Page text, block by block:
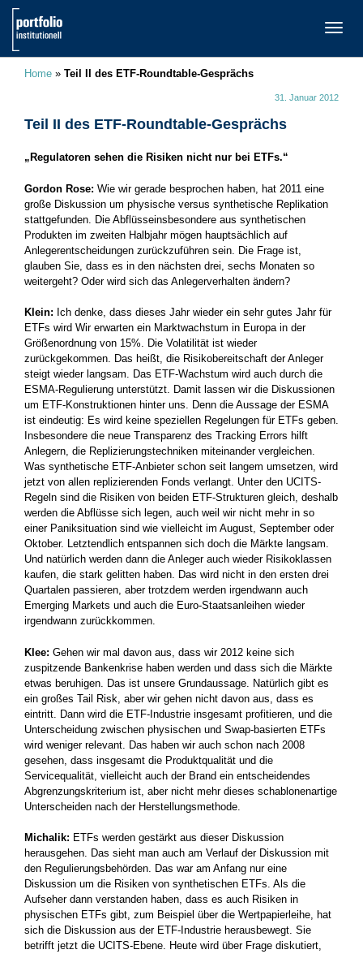
Home » Teil II des ETF-Roundtable-Gesprächs
31. Januar 2012
Teil II des ETF-Roundtable-Gesprächs
„Regulatoren sehen die Risiken nicht nur bei ETFs.“
Gordon Rose: Wie wir gerade besprochen haben, hat 2011 eine
große Diskussion um physische versus synthetische Replikation
stattgefunden. Die Abflüsseinsbesondere aus synthetischen
Produkten im zweiten Halbjahr mögen hauptsächlich auf
Anlegerentscheidungen zurückzuführen sein. Die Frage ist,
glauben Sie, dass es in den nächsten drei, sechs Monaten so
weitergeht? Oder wird sich das Anlegerverhalten ändern?
Klein: Ich denke, dass dieses Jahr wieder ein sehr gutes Jahr für
ETFs wird Wir erwarten ein Marktwachstum in Europa in der
Größenordnung von 15%. Die Volatilität ist wieder
zurückgekommen. Das heißt, die Risikobereitschaft der Anleger
steigt wieder langsam. Das ETF-Wachstum wird auch durch die
ESMA-Regulierung unterstützt. Damit lassen wir die Diskussionen
um ETF-Konstruktionen hinter uns. Denn die Aussage der ESMA
ist eindeutig: Es wird keine speziellen Regelungen für ETFs geben.
Insbesondere die neue Transparenz des Tracking Errors hilft
Anlegern, die Replizierungstechniken miteinander vergleichen.
Was synthetische ETF-Anbieter schon seit langem umsetzen, wird
jetzt von allen replizierenden Fonds verlangt. Unter den UCITS-
Regeln sind die Risiken von beiden ETF-Strukturen gleich, deshalb
werden die Abflüsse sich legen, auch weil wir nicht mehr in so
einer Paniksituation sind wie vielleicht im August, September oder
Oktober. Letztendlich entspannen sich doch die Märkte langsam.
Und natürlich werden dann die Anleger auch wieder Risikoklassen
kaufen, die stark gelitten haben. Das wird nicht in den ersten drei
Quartalen passieren, aber trotzdem werden irgendwann auch
Emerging Markets und auch die Euro-Staatsanleihen wieder
irgendwann zurückkommen.
Klee: Gehen wir mal davon aus, dass wir 2012 keine sich
zuspitzende Bankenkrise haben werden und dass sich die Märkte
etwas beruhigen. Das ist unsere Grundaussage. Natürlich gibt es
ein großes Tail Risk, aber wir gehen nicht davon aus, dass es
eintritt. Dann wird die ETF-Industrie insgesamt profitieren, und die
Unterscheidung zwischen physischen und Swap-basierten ETFs
wird weniger relevant. Das haben wir auch schon nach 2008
gesehen, dass insgesamt die Produktqualität und die
Servicequalität, vielleicht auch der Brand ein entscheidendes
Abgrenzungskriterium ist, aber nicht mehr dieses schablonenartige
Unterscheiden nach der Herstellungsmethode.
Michalik: ETFs werden gestärkt aus dieser Diskussion
herausgehen. Das sieht man auch am Verlauf der Diskussion mit
den Regulierungsbehörden. Das war am Anfang nur eine
Diskussion um die Risiken von synthetischen ETFs. Als die
Aufseher dann verstanden haben, dass es auch Risiken in
physischen ETFs gibt, zum Beispiel über die Wertpapierleihe, hat
sich die Diskussion aus der ETF-Industrie herausbewegt. Sie
betrifft jetzt die UCITS-Ebene. Heute wird über Frage diskutiert,